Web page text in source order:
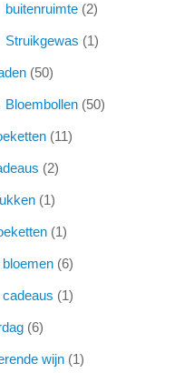
buitenruimte 2
Struikgewas 1
50
Bloembollen 50
11
2
1
1
6
1
6
wijn 1